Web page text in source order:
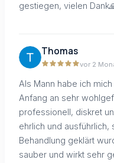
gestiegen, vielen
Thomas
vor 2
Als Mann habe ich
Anfang an sehr
professionell, diskret
ehrlich und
Behandlung geklärt
sauber und wirkt sehr